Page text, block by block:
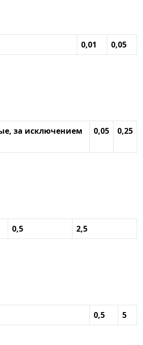
0,01 0,05
за исключением
0,05 0,25
0,5 2,5
0,5 5